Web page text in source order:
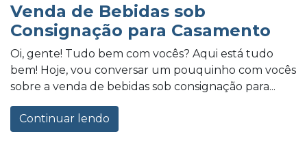
Venda de Bebidas sob
Consignação para Casamento
Oi, gente! Tudo bem com vocês? Aqui está tudo
bem! Hoje, vou conversar um pouquinho com vocês
sobre a venda de bebidas sob consignação para...
Continuar lendo